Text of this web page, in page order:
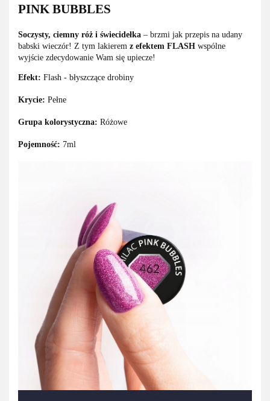
PINK BUBBLES
Soczysty, ciemny róż i świecidełka – brzmi jak przepis na udany
babski wieczór! Z tym lakierem z efektem FLASH wspólne
wyjście zdecydowanie Wam się upiecze!
Efekt: Flash - błyszczące drobiny
Krycie: Pełne
Grupa kolorystyczna: Różowe
Pojemność: 7ml